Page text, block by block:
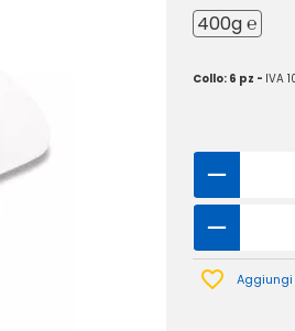
400g ℮
Collo: 6 pz - IVA